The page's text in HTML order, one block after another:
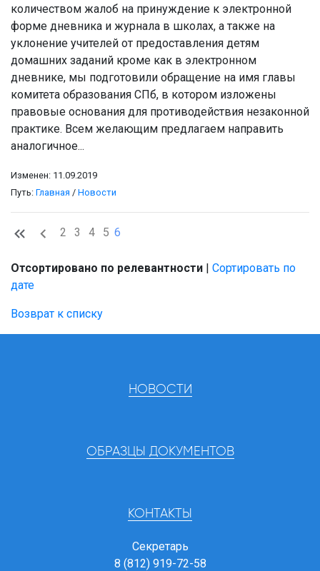
количеством жалоб на принуждение к электронной
форме дневника и журнала в школах, а также на
уклонение учителей от предоставления детям
домашних заданий кроме как в электронном
дневнике, мы подготовили обращение на имя главы
комитета образования СПб, в котором изложены
правовые основания для противодействия незаконной
практике. Всем желающим предлагаем направить
аналогичное...
Изменен: 11.09.2019
Путь: Главная / Новости
2 3 4 5 6
Отсортировано по релевантности | Сортировать по
дате
Возврат к списку
НОВОСТИ
ОБРАЗЦЫ ДОКУМЕНТОВ
КОНТАКТЫ
Секретарь
8 (812) 919-72-58